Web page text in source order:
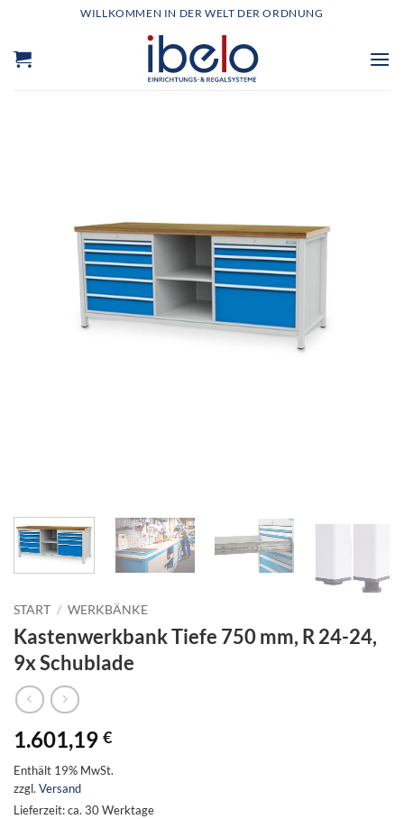
springen
WILLKOMMEN IN DER WELT DER ORDNUNG
START / WERKBÄNKE
Kastenwerkbank Tiefe 750 mm, R 24-24,
9x Schublade
1.601,19 €
Enthält 19% MwSt.
zzgl. Versand
Lieferzeit: ca. 30 Werktage